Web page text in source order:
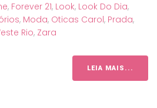
, Forever 21, Look, Look Do Dia,
, Moda, Oticas Carol, Prada,
Rio, Zara
LEIA MAIS...